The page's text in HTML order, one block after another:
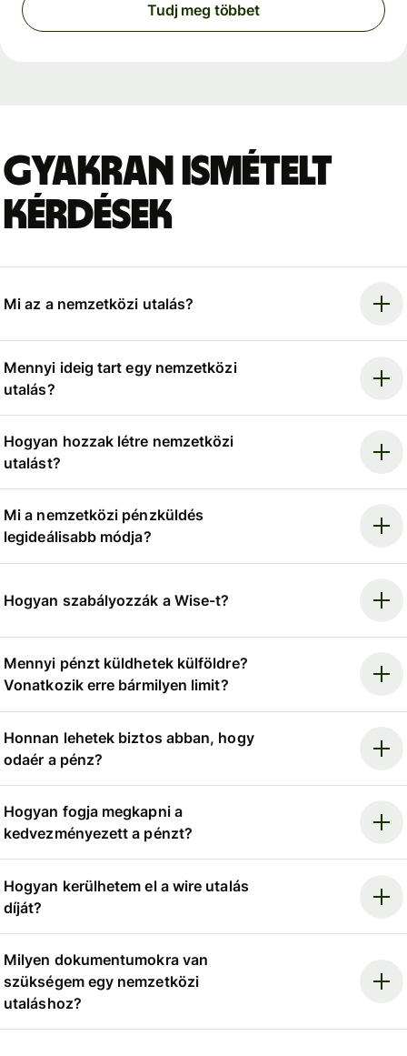
Tudj meg többet
Gyakran ismételt
kérdések
Mi az a nemzetközi utalás?
Mennyi ideig tart egy nemzetközi
utalás?
Hogyan hozzak létre nemzetközi
utalást?
Mi a nemzetközi pénzküldés
legideálisabb módja?
Hogyan szabályozzák a Wise-t?
Mennyi pénzt küldhetek külföldre?
Vonatkozik erre bármilyen limit?
Honnan lehetek biztos abban, hogy
odaér a pénz?
Hogyan fogja megkapni a
kedvezményezett a pénzt?
Hogyan kerülhetem el a wire utalás
díját?
Milyen dokumentumokra van
szükségem egy nemzetközi
utaláshoz?